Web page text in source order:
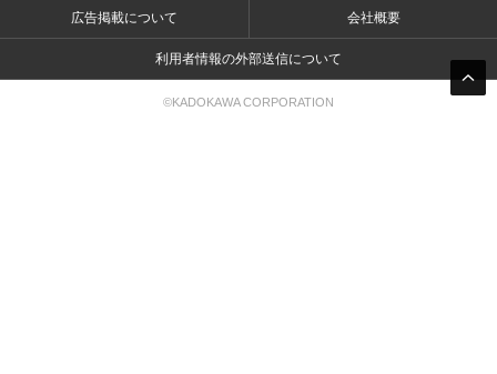
広告掲載について 会社概要
利用者情報の外部送信について
©KADOKAWA CORPORATION